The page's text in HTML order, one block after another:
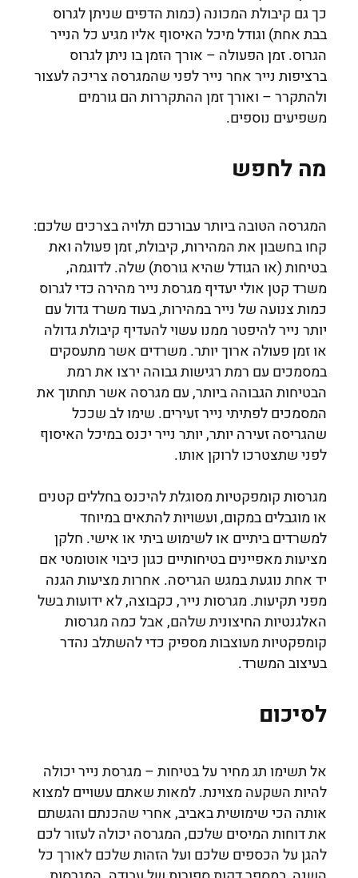
כך גם קיבולת המכונה (כמות הדפים שניתן לגרוס
בבת אחת) וגודל מיכל האיסוף אליו מגיע כל הנייר
הגרוס. זמן הפעולה – אורך הזמן בו ניתן לגרוס
ברציפות נייר אחר נייר לפני שהמגרסה צריכה לעצור
ולהתקרר – ואורך זמן ההתקררות הם גורמים
משפיעים נוספים.
מה לחפש
המגרסה הטובה ביותר עבורכם תלויה בצרכים שלכם:
קחו בחשבון את המהירות, קיבולת, זמן פעולה ואת
בטיחות (או הגודל שהיא גורסת) שלה. לדוגמה,
משרד קטן אולי יעדיף מגרסת נייר מהירה כדי לגרוס
כמות צנועה של נייר במהירות, בעוד משרד גדול עם
יותר נייר להיפטר ממנו עשוי להעדיף קיבולת גדולה
או זמן פעולה ארוך יותר. משרדים אשר מתעסקים
במסמכים עם רמת רגישות גבוהה ירצו את רמת
הבטיחות הגבוהה ביותר, עם מגרסה אשר תחתוך את
המסמכים לפתיתי נייר זעירים. שימו לב שככל
שהגריסה זעירה יותר, יותר נייר יכנס במיכל האיסוף
לפני שתצטרכו לרוקן אותו.
מגרסות קומפקטיות מסוגלת להיכנס בחללים קטנים
או מוגבלים במקום, ועשויות להתאים במיוחד
למשרדים ביתיים או לשימוש ביתי או אישי. חלקן
מציעות מאפיינים בטיחותיים כגון כיבוי אוטומטי אם
יד אחת נוגעת במגש הגריסה. אחרות מציעות הגנה
מפני תקיעות. מגרסות נייר, כקבוצה, לא ידועות בשל
האלגנטיות החיצונית שלהם, אבל כמה מגרסות
קומפקטיות מעוצבות מספיק כדי להשתלב נהדר
בעיצוב המשרד.
לסיכום
אל תשימו תג מחיר על בטיחות – מגרסת נייר יכולה
להיות השקעה מצוינת. למאות שאתם עשויים למצוא
אותה הכי שימושית באביב, אחרי שהכנתם והגשתם
את דוחות המיסים שלכם, המגרסה יכולה לעזור לכם
להגן על הכספים שלכם ועל הזהות שלכם לאורך כל